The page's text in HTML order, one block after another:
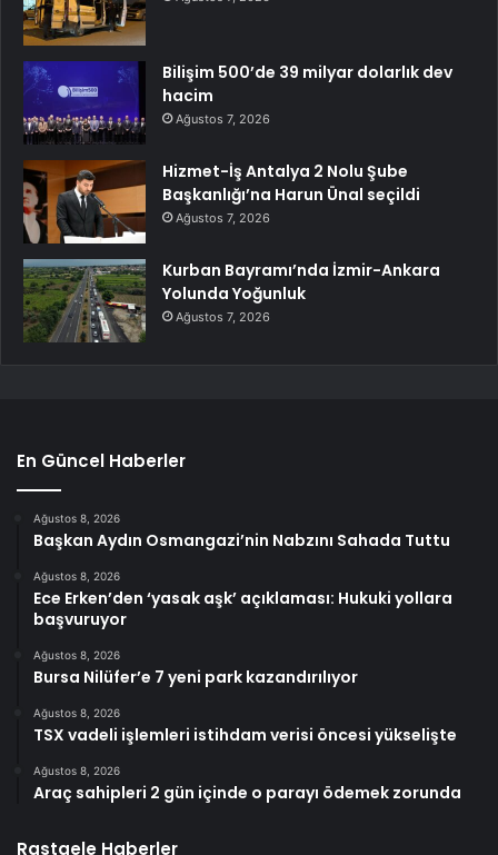
Bilişim 500’de 39 milyar dolarlık dev
hacim
Ağustos 7, 2026
Hizmet-İş Antalya 2 Nolu Şube
Başkanlığı’na Harun Ünal seçildi
Ağustos 7, 2026
Kurban Bayramı’nda İzmir-Ankara
Yolunda Yoğunluk
Ağustos 7, 2026
En Güncel Haberler
Ağustos 8, 2026
Başkan Aydın Osmangazi’nin Nabzını Sahada Tuttu
Ağustos 8, 2026
Ece Erken’den ‘yasak aşk’ açıklaması: Hukuki yollara
başvuruyor
Ağustos 8, 2026
Bursa Nilüfer’e 7 yeni park kazandırılıyor
Ağustos 8, 2026
TSX vadeli işlemleri istihdam verisi öncesi yükselişte
Ağustos 8, 2026
Araç sahipleri 2 gün içinde o parayı ödemek zorunda
Rastgele Haberler